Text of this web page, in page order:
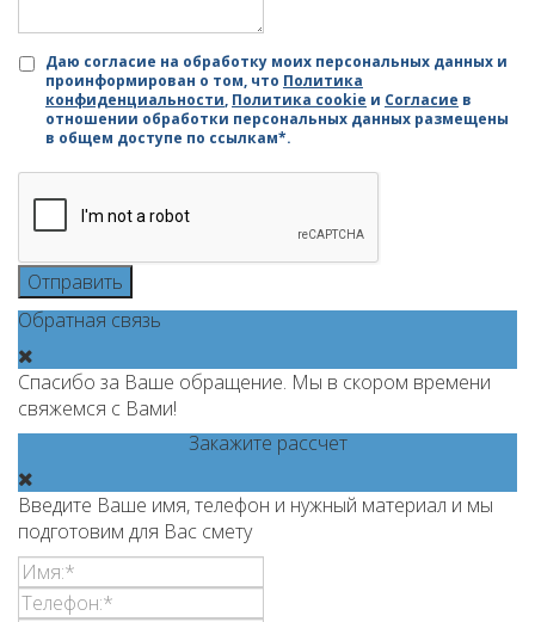
Даю согласие на обработку моих персональных данных и
проинформирован о том, что Политика
конфиденциальности, Политика cookie и Согласие в
отношении обработки персональных данных размещены
в общем доступе по ссылкам*.
Отправить
Обратная связь
Спасибо за Ваше обращение. Мы в скором времени
свяжемся с Вами!
Закажите рассчет
Введите Ваше имя, телефон и нужный материал и мы
подготовим для Вас смету